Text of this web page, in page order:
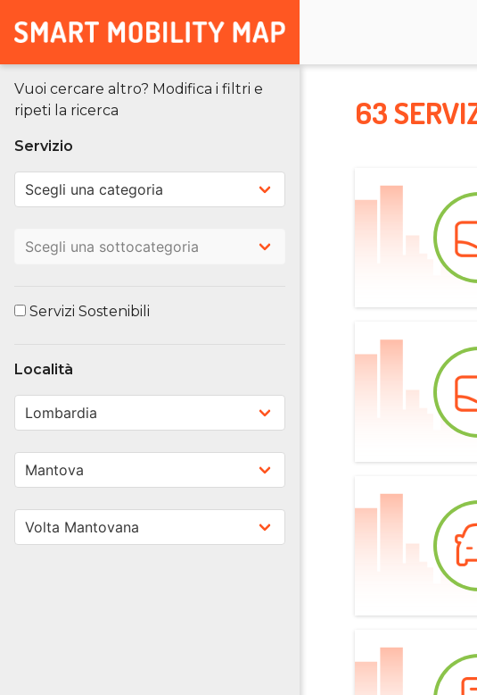
Vuoi cercare altro? Modifica i filtri e
ripeti la ricerca
Servizio
Servizi Sostenibili
Località
63